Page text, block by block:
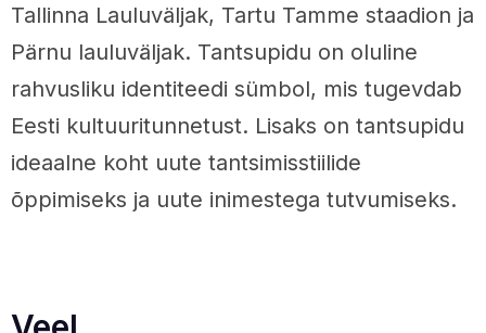
Tallinna Lauluväljak, Tartu Tamme staadion ja
Pärnu lauluväljak. Tantsupidu on oluline
rahvusliku identiteedi sümbol, mis tugevdab
Eesti kultuuritunnetust. Lisaks on tantsupidu
ideaalne koht uute tantsimisstiilide
õppimiseks ja uute inimestega tutvumiseks.